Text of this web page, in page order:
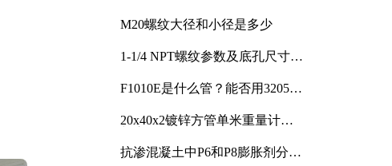
M20螺纹大径和小径是多少
1-1/4 NPT螺纹参数及底孔尺寸详
F1010E是什么管？能否用3205或
20x40x2镀锌方管单米重量计算
抗渗混凝土中P6和P8膨胀剂分别